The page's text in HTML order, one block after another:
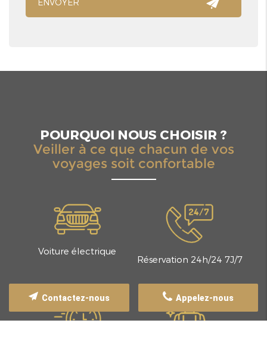
POURQUOI NOUS CHOISIR ?
Veiller à ce que chacun de vos
voyages soit confortable
Voiture électrique
Réservation 24h/24 7J/7
Appelez-nous
Contactez-nous